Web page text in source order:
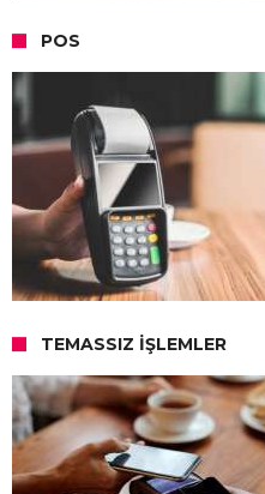
POS
TEMASSIZ İŞLEMLER